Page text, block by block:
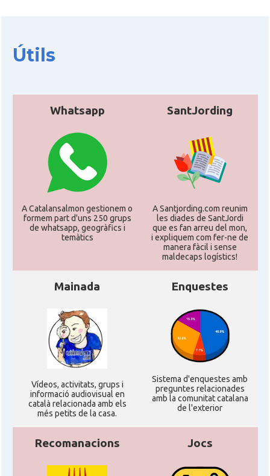
Útils
Whatsapp
A Catalansalmon gestionem o
formem part d'uns 250 grups
de whatsapp, geogràfics i
temàtics
SantJording
A Santjording.com reunim
les diades de SantJordi
que es fan arreu del mon,
i expliquem com fer-ne de
manera fàcil i sense
maldecaps logí­stics!
Mainada
Ví­deos, activitats, grups i
informació audiovisual en
català relacionada amb els
més petits de la casa.
Enquestes
Sistema d'enquestes amb
preguntes relacionades
amb la comunitat catalana
de l'exterior
Recomanacions Jocs